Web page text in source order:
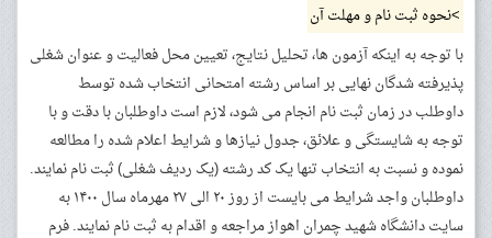
>نحوه ثبت نام و مهلت آن
با توجه به اینکه آزمون ها، تحلیل نتایج، تعیین محل فعالیت و عنوان شغلی
پذیرفته شدگان نهایی بر اساس رشته امتحانی انتخاب شده توسط
داوطلب در زمان ثبت نام انجام می شود، لازم است داوطلبان با دقت و با
توجه به شایستگی و علائق، جدول نیازها و شرایط اعلام شده را مطالعه
نموده و نسبت به انتخاب تنها یک کد رشته (یک ردیف شغلی) ثبت نام نمایند.
داوطلبان واجد شرایط می بایست از روز ۲۰ الی ۲۷ مهرماه سال ۱۴۰۰ به
سایت دانشگاه شهید چمران اهواز مراجعه و اقدام به ثبت نام نمایند. فرم